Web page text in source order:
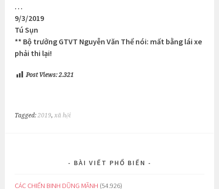
…
9/3/2019
Tú Sụn
** Bộ trưởng GTVT Nguyễn Văn Thể nói: mất bằng lái xe
phải thi lại!
Post Views: 2.321
Tagged:2019, xã hội
BÀI VIẾT PHỔ BIẾN
CÁC CHIẾN BINH DŨNG MÃNH (54.926)